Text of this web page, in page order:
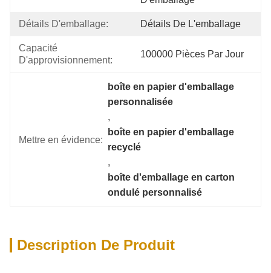
Détails D'emballage: Détails De L'emballage
Capacité
D'approvisionnement:
100000 Pièces Par Jour
Mettre en évidence:
boîte en papier d'emballage
personnalisée
,
boîte en papier d'emballage
recyclé
,
boîte d'emballage en carton
ondulé personnalisé
Description De Produit